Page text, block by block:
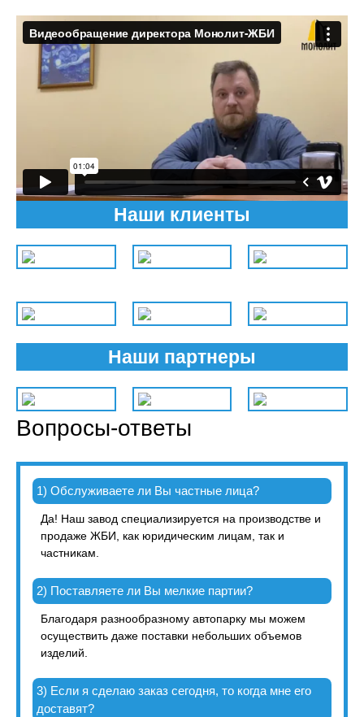
Наши клиенты
Наши партнеры
Вопросы-ответы
1) Обслуживаете ли Вы частные лица?
Да! Наш завод специализируется на производстве и
продаже ЖБИ, как юридическим лицам, так и
частникам.
2) Поставляете ли Вы мелкие партии?
Благодаря разнообразному автопарку мы можем
осуществить даже поставки небольших объемов
изделий.
3) Если я сделаю заказ сегодня, то когда мне его
доставят?